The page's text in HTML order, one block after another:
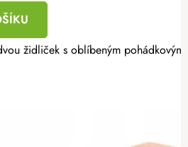
židliček s oblíbeným